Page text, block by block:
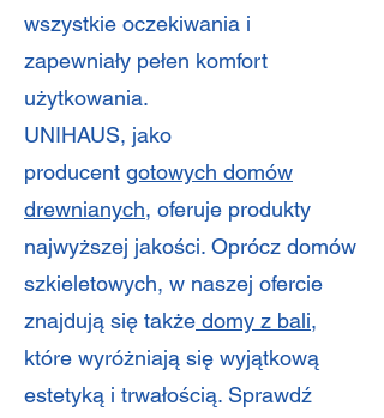
wszystkie oczekiwania i
zapewniały pełen komfort
użytkowania.
UNIHAUS, jako
producent gotowych domów
drewnianych, oferuje produkty
najwyższej jakości. Oprócz domów
szkieletowych, w naszej ofercie
znajdują się także domy z bali,
które wyróżniają się wyjątkową
estetyką i trwałością. Sprawdź